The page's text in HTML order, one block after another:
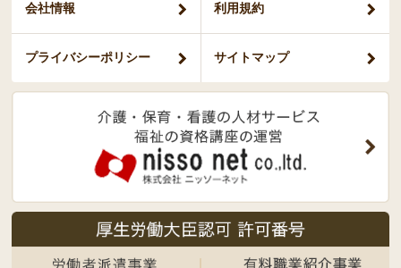
会社情報 利用規約
プライバシーポリシー サイトマップ